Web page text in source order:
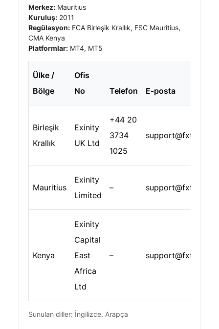
Merkez: Mauritius
Kuruluş: 2011
Regülasyon: FCA Birleşik Krallık, FSC Mauritius,
CMA Kenya
Platformlar: MT4, MT5
Ülke /
Bölge
Ofis
No
Telefon E‑posta
Birleşik
Krallık
Exinity
UK Ltd
+44 20
3734
1025
support@fxtm.com
Mauritius
Exinity
Limited
– support@fxtm.com
Kenya
Exinity
Capital
East
Africa
Ltd
– support@fxtm.com
Sunulan diller: İngilizce, Arapça